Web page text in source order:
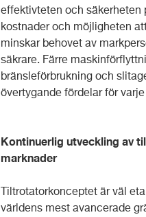
effektivteten och säkerheten
kostnader och möjligheten
minskar behovet av
säkrare. Färre
bränsleförbrukning och
övertygande fördelar för
Kontinuerlig utveckling av
marknader
Tiltrotatorkonceptet är väl
världens mest avancerade